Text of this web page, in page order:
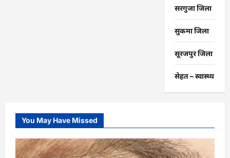
सरगुजा जिला
सुकमा जिला
सूरजपुर जिला
सेहत – स्‍वास्‍थ्‍य
You May Have Missed